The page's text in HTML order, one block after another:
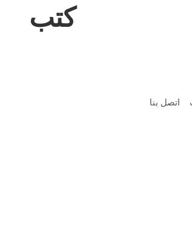
كتب
اتصل بنا